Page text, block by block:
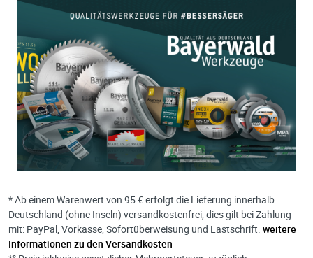
* Ab einem Warenwert von 95 € erfolgt die Lieferung innerhalb
Deutschland (ohne Inseln) versandkostenfrei, dies gilt bei Zahlung
mit: PayPal, Vorkasse, Sofortüberweisung und Lastschrift. weitere
Informationen zu den Versandkosten